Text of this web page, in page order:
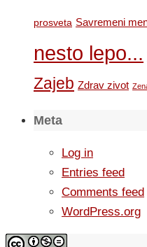
prosveta Savremeni
nesto lepo...
Zajeb Zdrav zivot
Meta
Log in
Entries feed
Comments feed
WordPress.org